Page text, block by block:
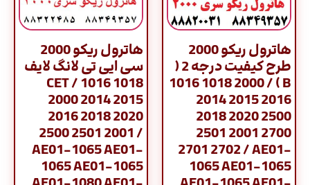
هاترول ریکو 2000
طرح کیفیت درجه 2 (
B ) / 1016 1018 2000
2014 2015 2016
2018 2020 2500
2501 2001 2700
2701 2702 / AE01-
1065 AE01-1065
هاترول ریکو 2000
سی ایی تی لانگ لایف
CET / 1016 1018
2000 2014 2015
2016 2018 2020
2500 2501 2001 /
AE01-1065 AE01-
1065 AE01-1065